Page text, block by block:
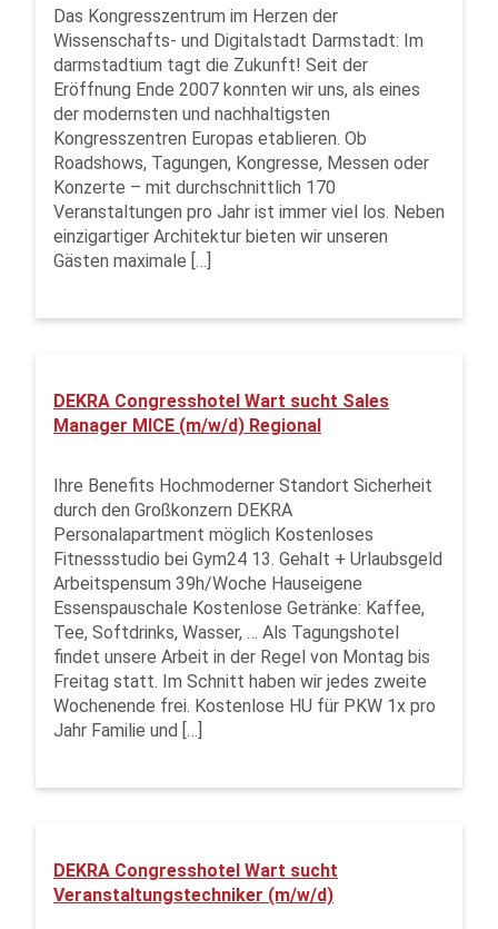
Das Kongresszentrum im Herzen der
Wissenschafts- und Digitalstadt Darmstadt: Im
darmstadtium tagt die Zukunft! Seit der
Eröffnung Ende 2007 konnten wir uns, als eines
der modernsten und nachhaltigsten
Kongresszentren Europas etablieren. Ob
Roadshows, Tagungen, Kongresse, Messen oder
Konzerte – mit durchschnittlich 170
Veranstaltungen pro Jahr ist immer viel los. Neben
einzigartiger Architektur bieten wir unseren
Gästen maximale […]
DEKRA Congresshotel Wart sucht Sales
Manager MICE (m/w/d) Regional
Ihre Benefits Hochmoderner Standort Sicherheit
durch den Großkonzern DEKRA
Personalapartment möglich Kostenloses
Fitnessstudio bei Gym24 13. Gehalt + Urlaubsgeld
Arbeitspensum 39h/Woche Hauseigene
Essenspauschale Kostenlose Getränke: Kaffee,
Tee, Softdrinks, Wasser, … Als Tagungshotel
findet unsere Arbeit in der Regel von Montag bis
Freitag statt. Im Schnitt haben wir jedes zweite
Wochenende frei. Kostenlose HU für PKW 1x pro
Jahr Familie und […]
DEKRA Congresshotel Wart sucht
Veranstaltungstechniker (m/w/d)